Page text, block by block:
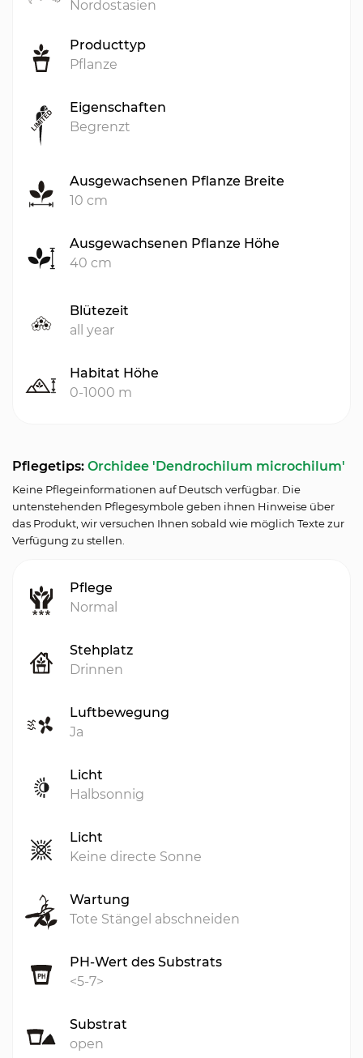
Nordostasien
Producttyp
Pflanze
Eigenschaften
Begrenzt
Ausgewachsenen Pflanze Breite
10 cm
Ausgewachsenen Pflanze Höhe
40 cm
Blütezeit
all year
Habitat Höhe
0-1000 m
Pflegetips: Orchidee 'Dendrochilum microchilum'
Keine Pflegeinformationen auf Deutsch verfügbar. Die
untenstehenden Pflegesymbole geben ihnen Hinweise über
das Produkt, wir versuchen Ihnen sobald wie möglich Texte zur
Verfügung zu stellen.
Pflege
Normal
Stehplatz
Drinnen
Luftbewegung
Ja
Licht
Halbsonnig
Licht
Keine directe Sonne
Wartung
Tote Stängel abschneiden
PH-Wert des Substrats
<5-7>
Substrat
open